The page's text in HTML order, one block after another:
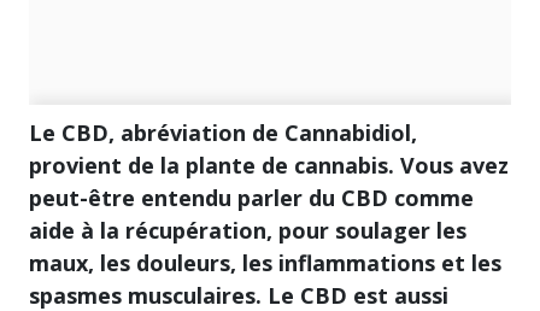
Le CBD, abréviation de Cannabidiol,
provient de la plante de cannabis. Vous avez
peut-être entendu parler du CBD comme
aide à la récupération, pour soulager les
maux, les douleurs, les inflammations et les
spasmes musculaires. Le CBD est aussi